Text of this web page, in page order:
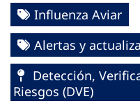
Influenza Aviar
Alertas y
Detección,
Riesgos (DVE)